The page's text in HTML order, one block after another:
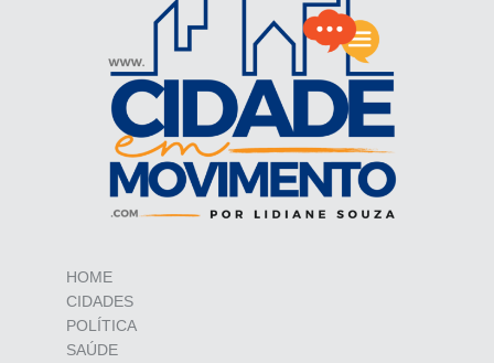
HOME
CIDADES
POLÍTICA
SAÚDE